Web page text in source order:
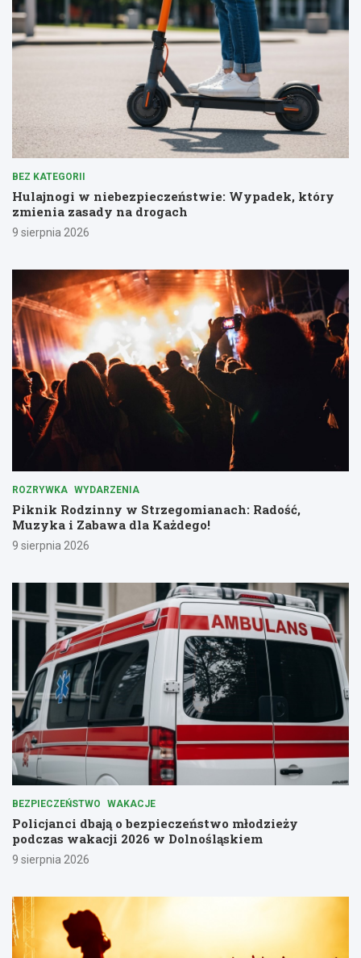
BEZ KATEGORII
Hulajnogi w niebezpieczeństwie: Wypadek, który
zmienia zasady na drogach
9 sierpnia 2026
ROZRYWKA WYDARZENIA
Piknik Rodzinny w Strzegomianach: Radość,
Muzyka i Zabawa dla Każdego!
9 sierpnia 2026
BEZPIECZEŃSTWO WAKACJE
Policjanci dbają o bezpieczeństwo młodzieży
podczas wakacji 2026 w Dolnośląskiem
9 sierpnia 2026